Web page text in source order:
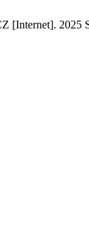
[Internet]. 2025